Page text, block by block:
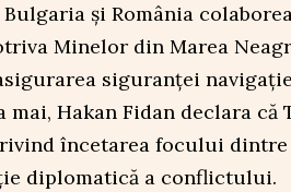
și România
Minelor din Marea
siguranței
Hakan Fidan declara că
încetarea focului dintre
diplomatică a conflictului.